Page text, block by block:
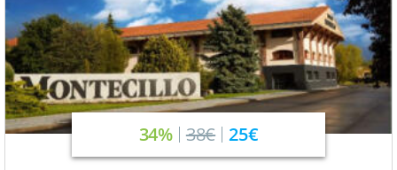
34% 38€ 25€